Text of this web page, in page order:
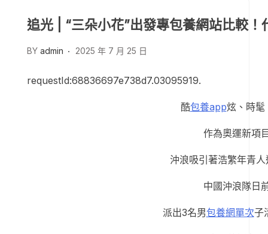
追光 | “三朵小花”出發專包養網站比較！
BY admin 2025 年 7 月 25 日
requestId:68836697e738d7.03095919.
酷包養app炫、時髦
作為奧運新項
沖浪吸引著浩繁年青
中國沖浪隊日
派出3名男包養網單次子